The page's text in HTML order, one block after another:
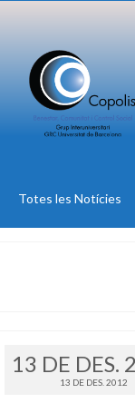
Totes les Notícies
13 DE DES.
13 DE DES. 2012